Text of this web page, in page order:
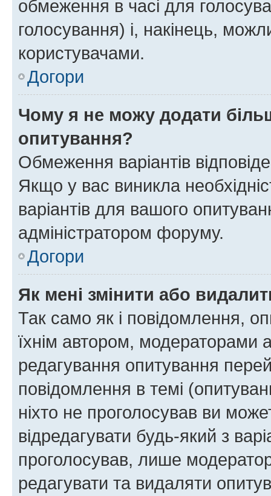
обмеження в часі для
голосування) і, накінець,
користувачами.
Догори
Чому я не можу додати
опитування?
Обмеження варіантів
Якщо у вас виникла
варіантів для вашого
адміністратором форуму.
Догори
Як мені змінити або
Так само як і повідомлення,
їхнім автором, модераторами
редагування опитування
повідомлення в темі
ніхто не проголосував ви
відредагувати будь-який з
проголосував, лише
редагувати та видаляти